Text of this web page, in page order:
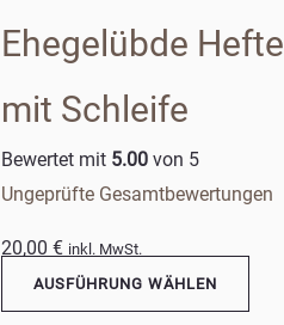
Ehegelübde Hefte
mit Schleife
Bewertet mit 5.00 von 5
Ungeprüfte Gesamtbewertungen
20,00€ inkl. MwSt.
AUSFÜHRUNG WÄHLEN